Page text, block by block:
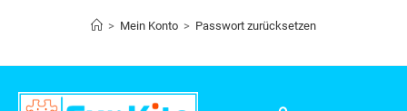
> Mein Konto > Passwort zurücksetzen